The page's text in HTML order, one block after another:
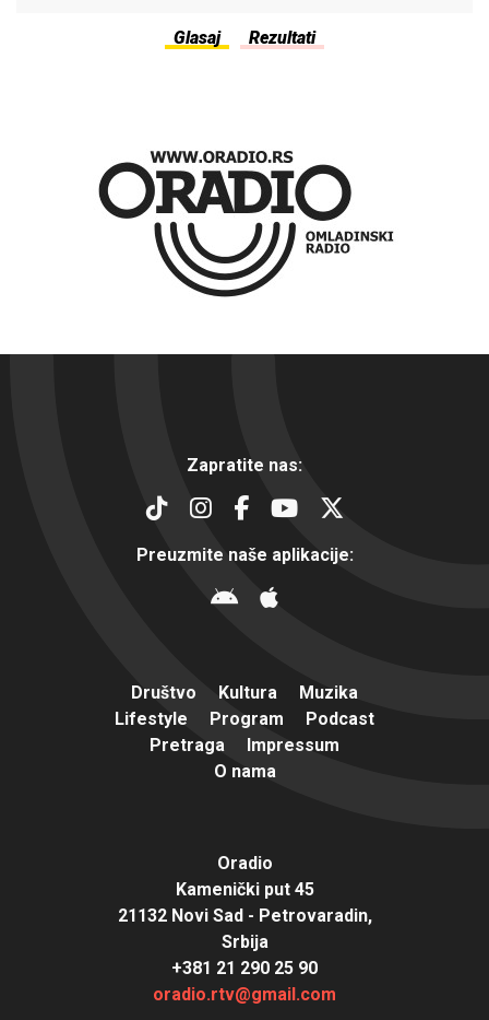
Zapratite nas:
Preuzmite naše aplikacije:
Društvo Kultura
Muzika
Lifestyle
Program
Podcast
Pretraga
Impressum
O nama
Oradio
Kamenički put 45
21132 Novi Sad - Petrovaradin,
Srbija
+381 21 290 25 90
oradio.rtv@gmail.com